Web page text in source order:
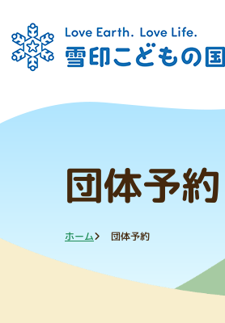
団体予約
ホーム 団体予約